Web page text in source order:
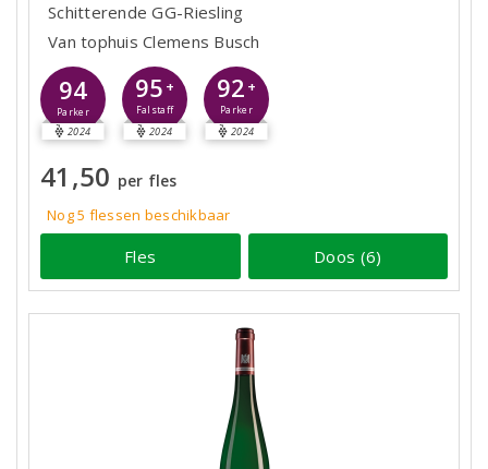
Schitterende GG-Riesling
Van tophuis Clemens Busch
94
Parker
2024
95 +
Falstaff
2024
92 +
Parker
2024
41,50 per fles
Nog 5 flessen beschikbaar
Fles Doos (6)